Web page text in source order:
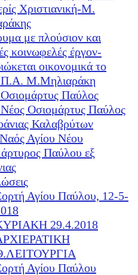
Χριστιανική-Μ.
με πλούσιον και
κοινωφελές έργον-
οικονομικά το
Μ.Μηλιαράκη
Οσιομάρτυς Παύλος
Νέος Οσιομάρτυς Παύλος
Καλαβρύτων
Αγίου Νέου
Παύλου εξ
Αγίου Παύλου, 12-5-
29.4.2018
Αγίου Παύλου